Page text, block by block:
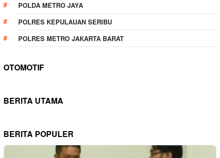
POLDA METRO JAYA
POLRES KEPULAUAN SERIBU
POLRES METRO JAKARTA BARAT
OTOMOTIF
BERITA UTAMA
BERITA POPULER